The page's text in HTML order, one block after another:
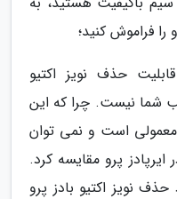
فراموش کنید؛
حذف نویز اکتیو
شما نیست. چرا که این
معمولی است و نمی توان
ایرپادز پرو مقایسه کرد.
نویز اکتیو بادز پرو